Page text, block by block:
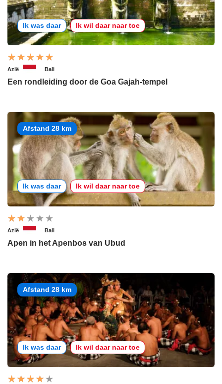
Ik was daar Ik wil daar naar toe
Azië Bali
Een rondleiding door de Goa Gajah-tempel
Afstand 28 km
Ik was daar Ik wil daar naar toe
Azië Bali
Apen in het Apenbos van Ubud
Afstand 28 km
Ik was daar Ik wil daar naar toe